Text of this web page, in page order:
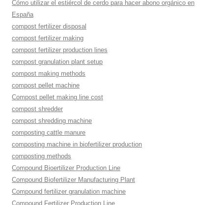
Cómo utilizar el estiércol de cerdo para hacer abono orgánico en
España
compost fertilizer disposal
compost fertilizer making
compost fertilizer production lines
compost granulation plant setup
compost making methods
compost pellet machine
Compost pellet making line cost
compost shredder
compost shredding machine
composting cattle manure
composting machine in biofertilizer production
composting methods
Compound Bioertilizer Production Line
Compound Biofertilizer Manufacturing Plant
Compound fertilizer granulation machine
Compound Fertilizer Production Line